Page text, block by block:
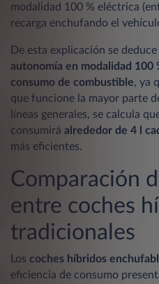
modalidad 100 % eléctrica
recarga enchufando el
De esta explicación se deduce
autonomía en modalidad 100
consumo de combustible, ya
que funcione la mayor parte
líneas generales, se calcula
consumirá alrededor de 4 l
más eficientes.
Comparación
entre coches
tradicionales
Los coches híbridos
eficiencia de consumo